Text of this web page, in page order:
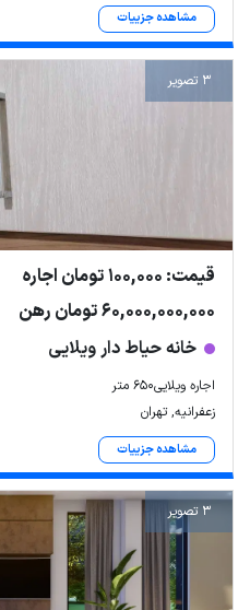
مشاهده جزییات
3 تصویر
قیمت: 100,000 تومان اجاره
60,000,000,000 تومان رهن
خانه حیاط دار ویلایی
اجاره ویلایی650 متر
زعفرانیه, تهران
مشاهده جزییات
3 تصویر